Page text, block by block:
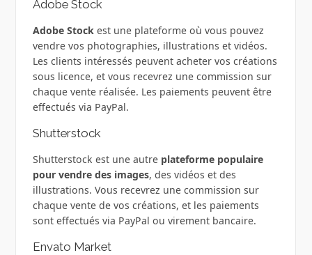
Adobe Stock
Adobe Stockest une plateforme où vous pouvez
vendre vos photographies, illustrations et vidéos.
Les clients intéressés peuvent acheter vos créations
sous licence, et vous recevrez une commission sur
chaque vente réalisée. Les paiements peuvent être
effectués via PayPal.
Shutterstock
Shutterstock est une autre plateforme populaire
pour vendre des images, des vidéos et des
illustrations. Vous recevrez une commission sur
chaque vente de vos créations, et les paiements
sont effectués via PayPal ou virement bancaire.
Envato Market